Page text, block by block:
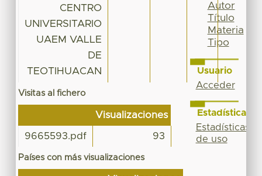
CENTRO
UNIVERSITARIO
UAEM VALLE
DE
TEOTIHUACAN
Visitas al fichero
Visualizaciones
9665593.pdf 93
Países con más visualizaciones
Autor
Título
Materia
Tipo
Usuario
Acceder
Estadísticas
Estadísticas
de uso